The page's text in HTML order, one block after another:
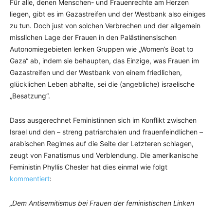
Für alle, denen Menschen- und Frauenrechte am Herzen
liegen, gibt es im Gazastreifen und der Westbank also einiges
zu tun. Doch just von solchen Verbrechen und der allgemein
misslichen Lage der Frauen in den Palästinensischen
Autonomiegebieten lenken Gruppen wie „Women’s Boat to
Gaza“ ab, indem sie behaupten, das Einzige, was Frauen im
Gazastreifen und der Westbank von einem friedlichen,
glücklichen Leben abhalte, sei die (angebliche) israelische
„Besatzung“.
Dass ausgerechnet Feministinnen sich im Konflikt zwischen
Israel und den – streng patriarchalen und frauenfeindlichen –
arabischen Regimes auf die Seite der Letzteren schlagen,
zeugt von Fanatismus und Verblendung. Die amerikanische
Feministin Phyllis Chesler hat dies einmal wie folgt
kommentiert:
„Dem Antisemitismus bei Frauen der feministischen Linken